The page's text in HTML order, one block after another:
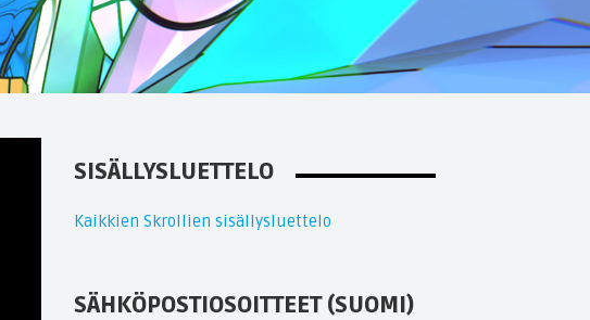
SISÄLLYSLUETTELO
Kaikkien Skrollien sisällysluettelo
SÄHKÖPOSTIOSOITTEET (SUOMI)